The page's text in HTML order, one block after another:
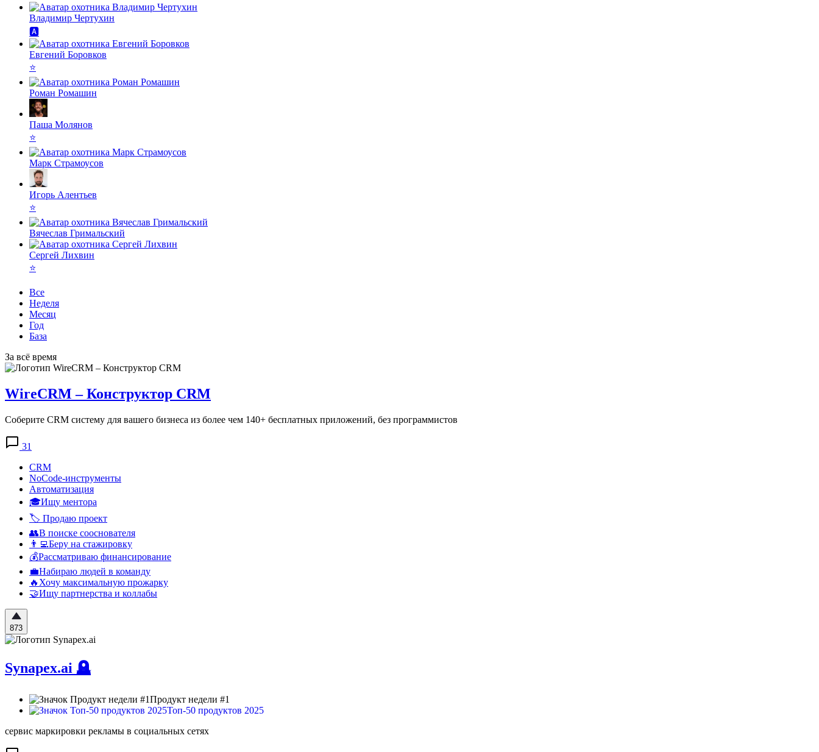
Владимир Чертухин
🅰️
Евгений Боровков
⭐️
Роман Ромашин
Паша Молянов
⭐️
Марк Страмоусов
Игорь Алентьев
⭐️
Вячеслав Гримальский
Сергей Лихвин
⭐️
Все
Неделя
Месяц
Год
База
За всё время
WireCRM – Конструктор CRM
Соберите CRM систему для вашего бизнеса из более чем 140+ бесплатных приложений, без программистов
31
CRM
NoCode-инструменты
Автоматизация
🎓Ищу ментора
🏷️ Продаю проект
👥В поиске сооснователя
👨‍💻Беру на стажировку
💰Рассматриваю финансирование
💼Набираю людей в команду
🔥Хочу максимальную прожарку
🤝Ищу партнерства и коллабы
873
Synapex.ai 🪦
Продукт недели #1
Топ-50 продуктов 2025
сервис маркировки рекламы в социальных сетях